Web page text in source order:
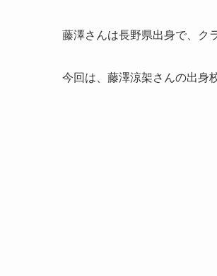
藤澤さんは長野県出身で、ク
今回は、藤澤涼架さんの出身